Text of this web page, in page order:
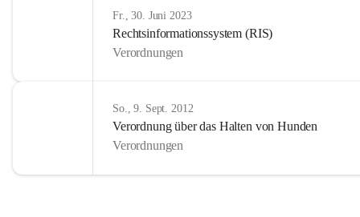
Fr., 30. Juni 2023
Rechtsinformationssystem (RIS)
Verordnungen
So., 9. Sept. 2012
Verordnung über das Halten von Hunden
Verordnungen